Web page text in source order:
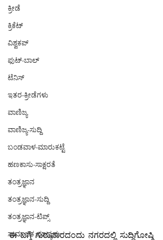
ಕ್ರೀಡೆ
ಕ್ರಿಕೆಟ್
ವಿಶ್ವಕಪ್
ಫುಟ್-ಬಾಲ್
ಟೆನಿಸ್
ಇತರ-ಕ್ರೀಡೆಗಳು
ವಾಣಿಜ್ಯ
ವಾಣಿಜ್ಯ-ಸುದ್ದಿ
ಬಂಡವಾಳ-ಮಾರುಕಟ್ಟೆ
ಹಣಕಾಸು-ಸಾಕ್ಷರತೆ
ತಂತ್ರಜ್ಞಾನ
ತಂತ್ರಜ್ಞಾನ-ಸುದ್ದಿ
ತಂತ್ರಜ್ಞಾನ-ಟಿಪ್ಸ್
ಸಾಮಾಜಿಕ ಮಾಧ್ಯಮ
ಈ ಬಗ್ಗೆ ಗುರುವಾರದಂದು ನಗರದಲ್ಲಿ ಸುದ್ದಿಗೋಷ್ಠಿ